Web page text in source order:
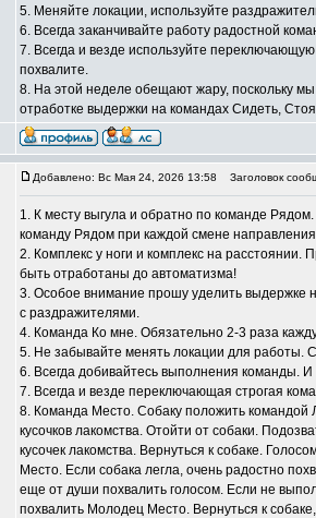
5. Меняйте локации, используйте
6. Всегда заканчивайте работу радостной
7. Всегда и везде используйте
похвалите.
8. На этой неделе обещают жару, поскольку
отработке выдержки на командах Сидеть,
Добавлено: Вс Мая 24, 2026 13:58 Заголовок
1. К месту выгула и обратно по команде
команду Рядом при каждой смене
2. Комплекс у ноги и комплекс на
быть отработаны до автоматизма!
3. Особое внимание прошу уделить выдержке
с раздражителями.
4. Команда Ко мне. Обязательно 2-3 раза
5. Не забывайте менять локации для работы.
6. Всегда добивайтесь выполнения команды.
7. Всегда и везде переключающая строгая
8. Команда Место. Собаку положить
кусочков лакомства. Отойти от собаки.
кусочек лакомства. Вернуться к собаке.
Место. Если собака легла, очень радостно
еще от души похвалить голосом. Если не
похвалить Молодец Место. Вернуться к